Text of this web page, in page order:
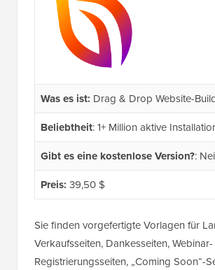
Was es ist: Drag & Drop Website-
Beliebtheit: 1+ Million aktive
Gibt es eine kostenlose Version?:
Preis: 39,50 $
Sie finden vorgefertigte Vorlagen für
Verkaufsseiten, Dankesseiten, Webinar-
Registrierungsseiten, „Coming Soon“-